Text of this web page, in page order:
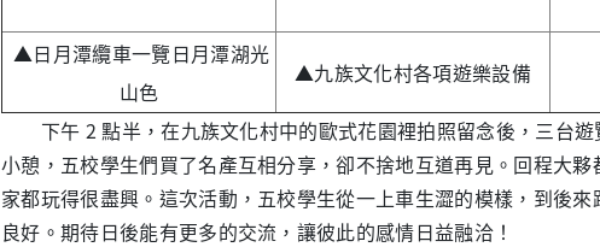
▲日月潭纜車一覽日月潭湖光
山色
▲九族文化村各項遊樂設備
下午 2 點半，在九族文化村中的歐式花園裡拍照留念後，三台遊
小憩，五校學生們買了名產互相分享，卻不捨地互道再見。回程大
家都玩得很盡興。這次活動，五校學生從一上車生澀的模樣，到後
良好。期待日後能有更多的交流，讓彼此的感情日益融洽！